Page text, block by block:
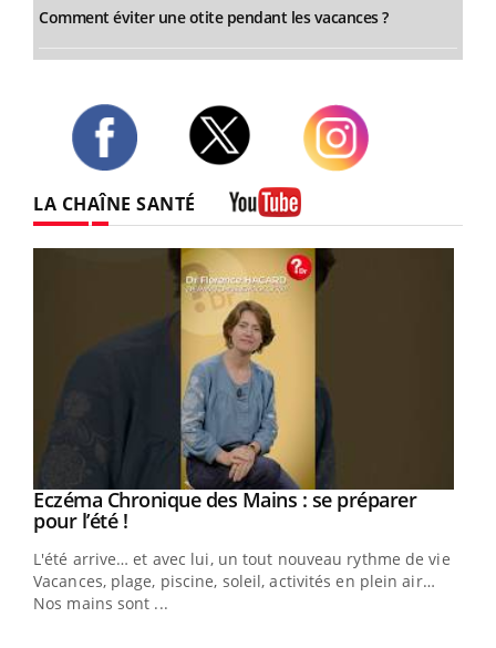
Comment éviter une otite pendant les vacances ?
LA CHAÎNE SANTÉ
Youtube
Eczéma Chronique des Mains : se préparer
pour l’été !Youtube
L'été arrive… et avec lui, un tout nouveau rythme de vie !
Vacances, plage, piscine, soleil, activités en plein air…
Nos mains sont ...